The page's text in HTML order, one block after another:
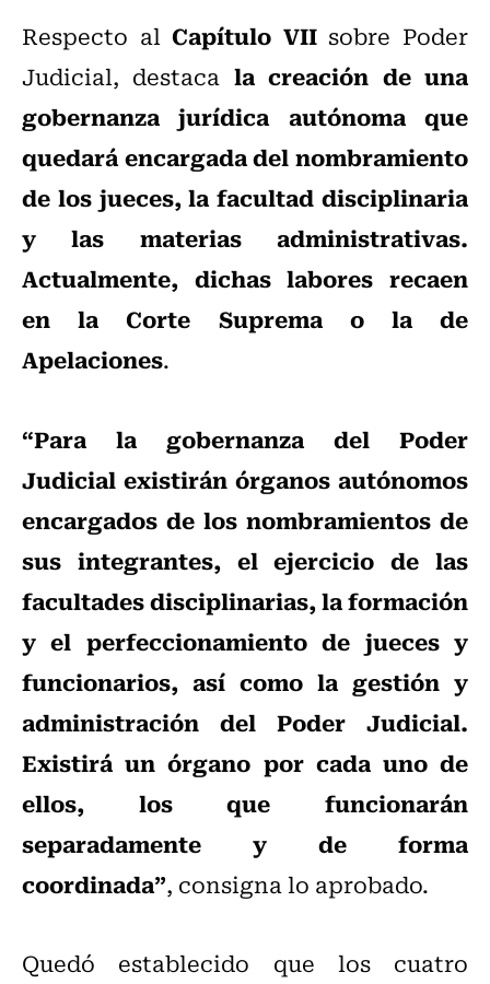
Respecto alCapítulo VIIsobre Poder
Judicial, destaca la creación de una
gobernanza jurídica autónoma que
quedará encargada del nombramiento
de los jueces, la facultad disciplinaria
y las materias administrativas.
Actualmente, dichas labores recaen
en la Corte Suprema o la de
Apelaciones.
“Para la gobernanza del Poder
Judicial existirán órganos autónomos
encargados de los nombramientos de
sus integrantes, el ejercicio de las
facultades disciplinarias, la formación
y el perfeccionamiento de jueces y
funcionarios, así como la gestión y
administración del Poder Judicial.
Existirá un órgano por cada uno de
ellos, los que funcionarán
separadamente y de forma
coordinada”, consigna lo aprobado.
Quedó establecido que los cuatro